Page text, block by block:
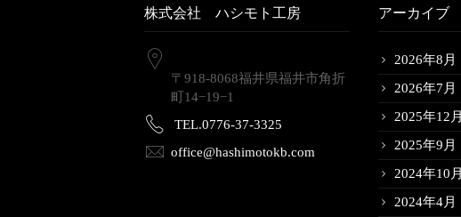
株式会社 ハシモト工房
〒918-8068福井県福井市角折
町14−19−1
TEL.0776-37-3325
office@hashimotokb.com
アーカイブ
2026年8月
2026年7月
2025年12月
2025年9月
2024年10月
2024年4月